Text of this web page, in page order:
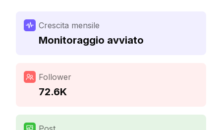
Crescita mensile
Monitoraggio avviato
Follower
72.6K